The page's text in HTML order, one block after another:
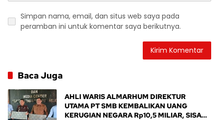
Simpan nama, email, dan situs web saya pada
peramban ini untuk komentar saya berikutnya.
Baca Juga
AHLI WARIS ALMARHUM DIREKTUR
UTAMA PT SMB KEMBALIKAN UANG
KERUGIAN NEGARA Rp10,5 MILIAR, SISA